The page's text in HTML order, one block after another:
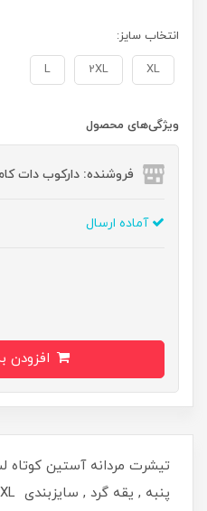
انتخاب سایز:
XL
2XL
L
ویژگی‌های محصول
فروشنده: دارکوب دات
آماده ارسال
تیشرت مردانه آستین